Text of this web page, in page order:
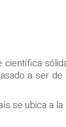
a ser
se ubica a